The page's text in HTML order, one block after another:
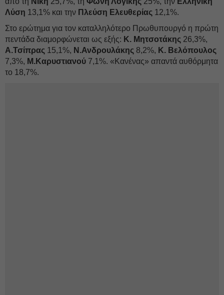
Λύση 13,1% και την Πλεύση Ελευθερίας 12,1%.
Στο ερώτημα για τον καταλληλότερο Πρωθυπουργό η πρώτη
πεντάδα διαμορφώνεται ως εξής: Κ. Μητσοτάκης 26,3%,
Α.Τσίπρας 15,1%, Ν.Ανδρουλάκης 8,2%, Κ. Βελόπουλος
7,3%, Μ.Καρυστιανού 7,1%. «Κανένας» απαντά αυθόρμητα
το 18,7%.